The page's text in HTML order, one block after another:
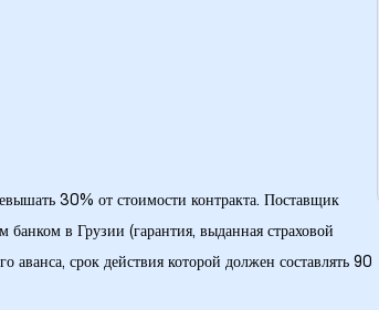
30% от стоимости контракта. Поставщик
в Грузии (гарантия, выданная страховой
срок действия которой должен составлять 90